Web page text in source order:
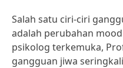
Salah satu ciri-ciri
adalah perubahan
psikolog terkemuka,
gangguan jiwa